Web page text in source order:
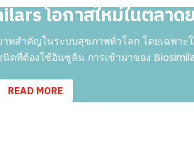
โอกาสใหม่ในตลาด
สำคัญในระบบสุขภาพทั่วโลก โดยเฉพาะ
ดที่ต้องใช้อินซูลิน การเข้ามาของ
READ MORE